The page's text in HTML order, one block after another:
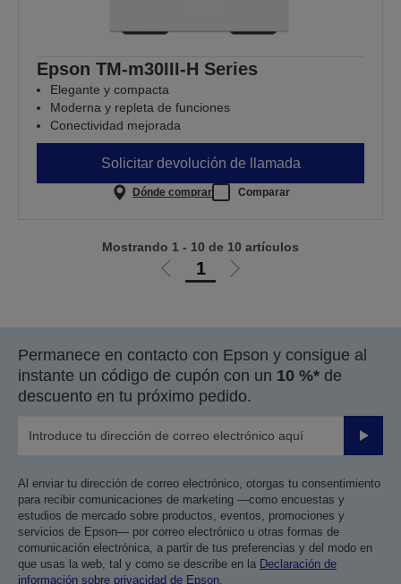
Epson TM-m30III-H Series
Elegante y compacta
Moderna y repleta de funciones
Conectividad mejorada
Solicitar devolución de llamada
Dónde comprar Comparar
Ir
anterior
1
Ir
siguiente
Mostrando 1 - 10 de 10 artículos
Permanece en contacto con Epson y consigue al
instante un código de cupón con un 10 %* de
descuento en tu próximo pedido.
Enviar
Al enviar tu dirección de correo electrónico, otorgas tu consentimiento
para recibir comunicaciones de marketing —como encuestas y
estudios de mercado sobre productos, eventos, promociones y
servicios de Epson— por correo electrónico u otras formas de
comunicación electrónica, a partir de tus preferencias y del modo en
que usas la web, tal y como se describe en la Declaración de
información sobre privacidad de Epson.